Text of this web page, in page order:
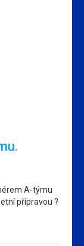
A-týmu
přípravou ?